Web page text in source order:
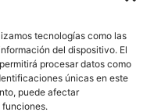
tecnologías como las
del dispositivo. El
procesar datos como
únicas en este
puede afectar
Bilingüe
Europa
Catch the Fly